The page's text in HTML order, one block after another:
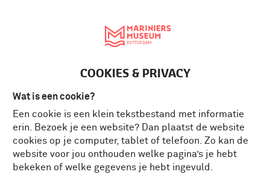
COOKIES & PRIVACY
Wat is een cookie?
Een cookie is een klein tekstbestand met informatie
erin. Bezoek je een website? Dan plaatst de website
cookies op je computer, tablet of telefoon. Zo kan de
website voor jou onthouden welke pagina’s je hebt
bekeken of welke gegevens je hebt ingevuld.